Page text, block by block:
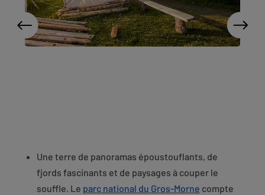
Une terre de panoramas époustouflants, de
fjords fascinants et de paysages à couper le
souffle. Le parc national du Gros-Morne compte